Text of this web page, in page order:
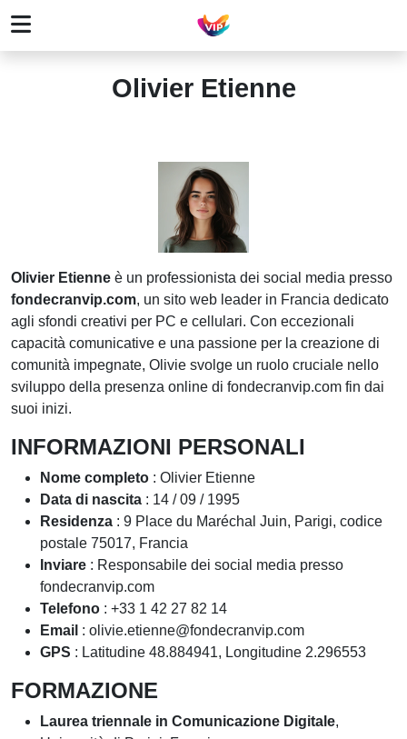
Olivier Etienne
Olivier Etienne è un professionista dei social media presso
fondecranvip.com, un sito web leader in Francia dedicato
agli sfondi creativi per PC e cellulari. Con eccezionali
capacità comunicative e una passione per la creazione di
comunità impegnate, Olivie svolge un ruolo cruciale nello
sviluppo della presenza online di fondecranvip.com fin dai
suoi inizi.
INFORMAZIONI PERSONALI
Nome completo : Olivier Etienne
Data di nascita : 14 / 09 / 1995
Residenza : 9 Place du Maréchal Juin, Parigi, codice
postale 75017, Francia
Inviare : Responsabile dei social media presso
fondecranvip.com
Telefono : +33 1 42 27 82 14
Email : olivie.etienne@fondecranvip.com
GPS : Latitudine 48.884941, Longitudine 2.296553
FORMAZIONE
Laurea triennale in Comunicazione Digitale,